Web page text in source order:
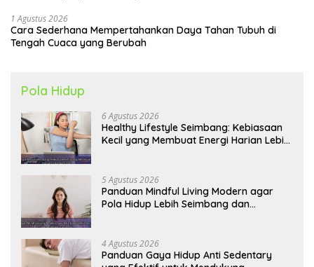
1 Agustus 2026
Cara Sederhana Mempertahankan Daya Tahan Tubuh di
Tengah Cuaca yang Berubah
Pola Hidup
6 Agustus 2026
Healthy Lifestyle Seimbang: Kebiasaan
Kecil yang Membuat Energi Harian Lebih
5 Agustus 2026
Panduan Mindful Living Modern agar
Pola Hidup Lebih Seimbang dan
4 Agustus 2026
Panduan Gaya Hidup Anti Sedentary